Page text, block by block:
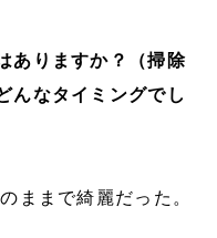
ありますか？（掃除
んなタイミングでし
ままで綺麗だった。